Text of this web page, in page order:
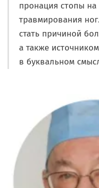
пронация стопы на
травмирования
стать причиной
а также
в буквальном